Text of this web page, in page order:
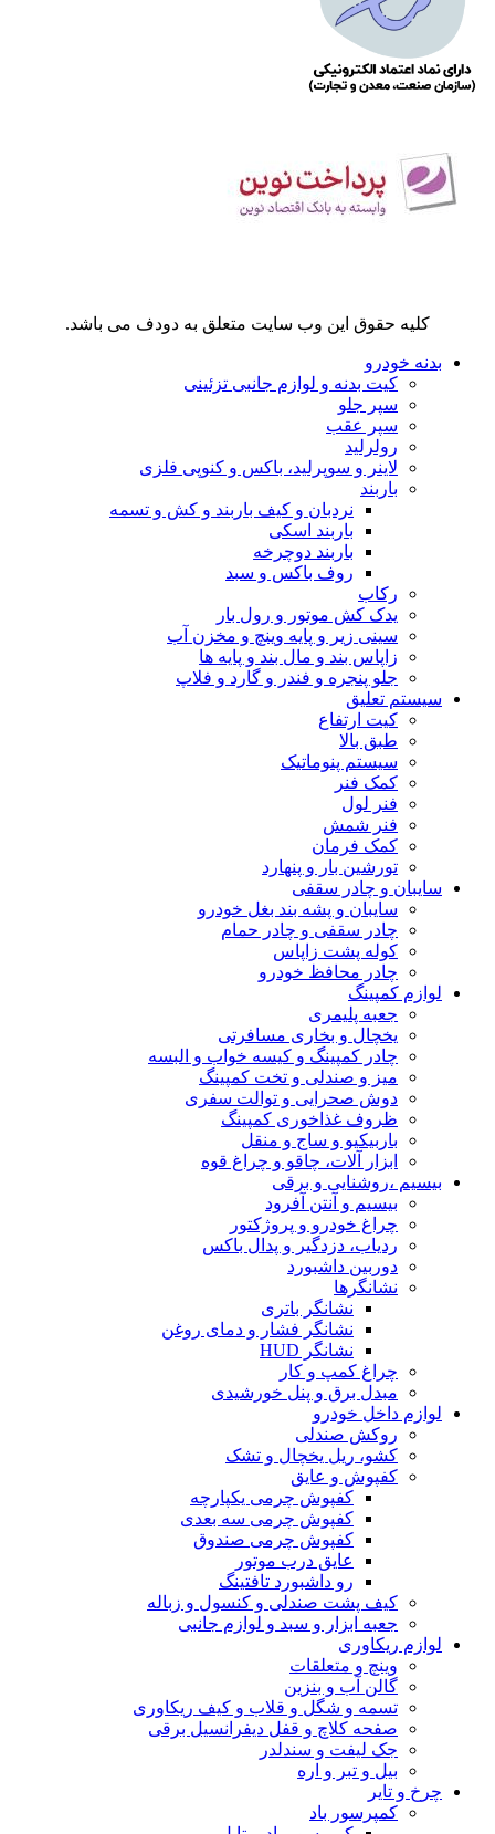
کلیه حقوق این وب سایت متعلق به دودف می باشد.
بدنه خودرو
کیت بدنه و لوازم جانبی تزئینی
سپر جلو
سپر عقب
رولرلید
لاینر و سوپرلید، باکس و کنوپی فلزی
باربند
نردبان و کیف باربند و کش و تسمه
باربند اسکی
باربند دوچرخه
روف باکس و سبد
رکاب
یدک کش موتور و رول بار
سینی زیر و پایه وینچ و مخزن آب
زاپاس بند و مال بند و پایه ها
جلو پنجره و فندر و گارد و فلاپ
سیستم تعلیق
کیت ارتفاع
طبق بالا
سیستم پنوماتیک
کمک فنر
فنر لول
فنر شمش
کمک فرمان
تورشین بار و پنهارد
سایبان و چادر سقفی
سایبان و پشه بند بغل خودرو
چادر سقفی و چادر حمام
کوله پشت زاپاس
چادر محافظ خودرو
لوازم کمپینگ
جعبه پلیمری
یخچال و بخاری مسافرتی
چادر کمپینگ و کیسه خواب و البسه
میز و صندلی و تخت کمپینگ
دوش صحرایی و توالت سفری
ظروف غذاخوری کمپینگ
باربیکیو و ساج و منقل
ابزار آلات، چاقو و چراغ قوه
بیسیم ،روشنایی و برقی
بیسیم و آنتن آفرود
چراغ خودرو و پروژکتور
ردیاب، دزدگیر و پدال باکس
دوربین داشبورد
نشانگرها
نشانگر باتری
نشانگر فشار و دمای روغن
نشانگر HUD
چراغ کمپ و کار
مبدل برق و پنل خورشیدی
لوازم داخل خودرو
روکش صندلی
کشو، ریل یخچال و تشک
کفپوش و عایق
کفپوش چرمی یکپارچه
کفپوش چرمی سه بعدی
کفپوش چرمی صندوق
عایق درب موتور
رو داشبورد تافتینگ
کیف پشت صندلی و کنسول و زباله
جعبه ابزار و سبد و لوازم جانبی
لوازم ریکاوری
وینچ و متعلقات
گالن آب و بنزین
تسمه و شگل و قلاب و کیف ریکاوری
صفحه کلاچ و قفل دیفرانسیل برقی
جک لیفت و سندلدر
بیل و تبر و اره
چرخ و تایر
کمپرسور باد